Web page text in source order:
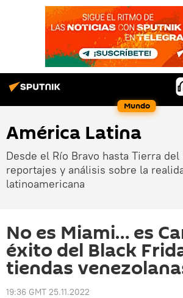
Mundo
América Latina
Desde el Río Bravo hasta Tierra
reportajes y análisis sobre la
latinoamericana
No es Miami… es
éxito del Black
tiendas
19:36 GMT 25.11.2022